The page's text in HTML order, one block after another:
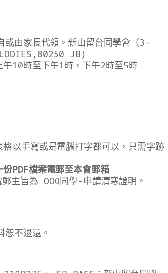
或由家長代領。新山留台同學會（3-
JB)
10時至下午1時，下午2時至5時
以手寫或是電腦打字都可以，只需字跡
PDF檔案電郵至本會郵箱
主旨為 OOO同學–申請清寒證明。
不退還。